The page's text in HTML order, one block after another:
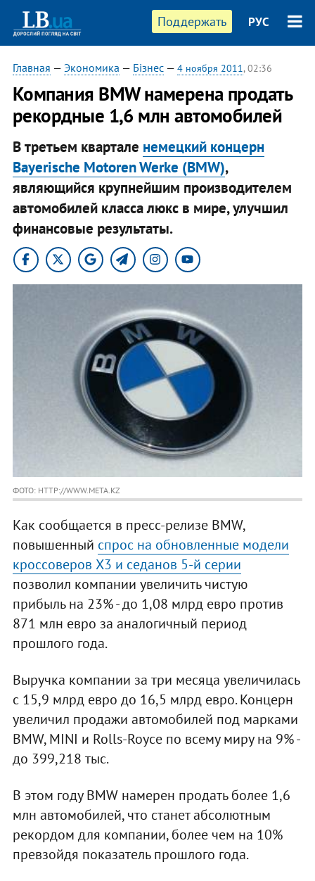
Поддержать РУС
Главная — Экономика — Бізнес— 4 ноября 2011, 02:36
​Компания BMW намерена продать
рекордные 1,6 млн автомобилей
В третьем квартале немецкий концерн
Bayerische Motoren Werke (BMW),
являющийся крупнейшим производителем
автомобилей класса люкс в мире, улучшил
финансовые результаты.
ФОТО: HTTP://WWW.META.KZ
Как сообщается в пресс-релизе BMW,
повышенный спрос на обновленные модели
кроссоверов X3 и седанов 5-й серии
позволил компании увеличить чистую
прибыль на 23% - до 1,08 млрд евро против
871 млн евро за аналогичный период
прошлого года.
Выручка компании за три месяца увеличилась
с 15,9 млрд евро до 16,5 млрд евро. Концерн
увеличил продажи автомобилей под марками
BMW, MINI и Rolls-Royce по всему миру на 9% -
до 399,218 тыс.
В этом году BMW намерен продать более 1,6
млн автомобилей, что станет абсолютным
рекордом для компании, более чем на 10%
превзойдя показатель прошлого года.